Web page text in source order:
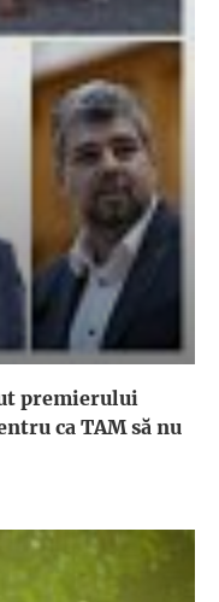
premierului
ca TAM să nu